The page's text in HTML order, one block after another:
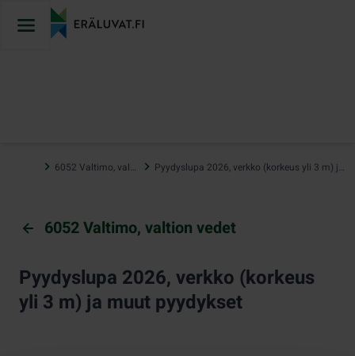
sisältöön
… 6052 Valtimo, valtion vedet Pyydyslupa 2026, verkko (korkeus yli 3 m) ja muut pyydykset
6052 Valtimo, valtion vedet
Pyydyslupa 2026, verkko (korkeus
yli 3 m) ja muut pyydykset